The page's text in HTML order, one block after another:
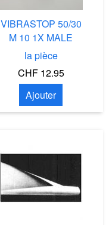
VIBRASTOP 50/30
M 10 1X MALE
la pièce
CHF 12.95
Ajouter